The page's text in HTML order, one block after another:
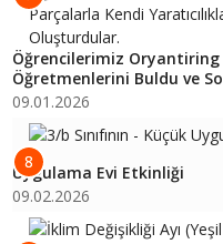
Öğrencilerimiz Oryantiring
Öğretmenlerini Buldu ve
09.01.2026
8
Uygulama Evi Etkinliği
09.02.2026